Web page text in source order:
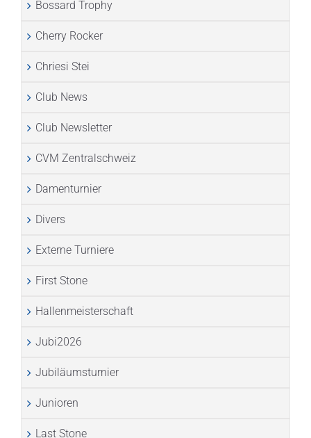
Bossard Trophy
Cherry Rocker
Chriesi Stei
Club News
Club Newsletter
CVM Zentralschweiz
Damenturnier
Divers
Externe Turniere
First Stone
Hallenmeisterschaft
Jubi2026
Jubiläumsturnier
Junioren
Last Stone